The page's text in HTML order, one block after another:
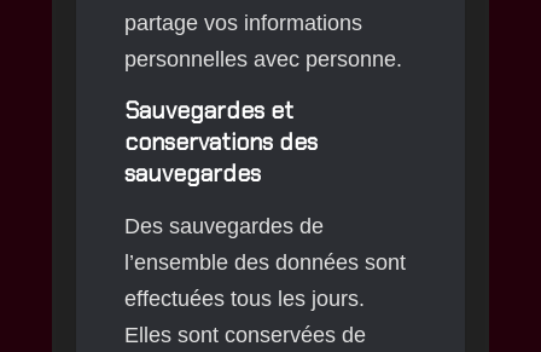
partage vos informations
personnelles avec personne.
Sauvegardes et
conservations des
sauvegardes
Des sauvegardes de
l’ensemble des données sont
effectuées tous les jours.
Elles sont conservées de